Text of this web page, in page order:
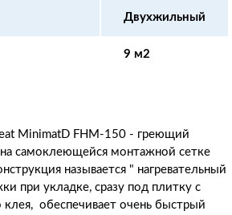
Двухжильный
9 м2
MinimatD FHM-150 - греющий
на самоклеющейся монтажной сетке
называется " нагревательный
при укладке, сразу под плитку с
обеспечивает очень быстрый